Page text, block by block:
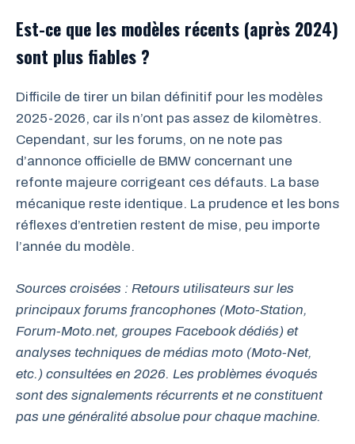
Est-ce que les modèles récents (après 2024)
sont plus fiables ?
Difficile de tirer un bilan définitif pour les modèles
2025-2026, car ils n’ont pas assez de kilomètres.
Cependant, sur les forums, on ne note pas
d’annonce officielle de BMW concernant une
refonte majeure corrigeant ces défauts. La base
mécanique reste identique. La prudence et les bons
réflexes d’entretien restent de mise, peu importe
l’année du modèle.
Sources croisées : Retours utilisateurs sur les
principaux forums francophones (Moto-Station,
Forum-Moto.net, groupes Facebook dédiés) et
analyses techniques de médias moto (Moto-Net,
etc.) consultées en 2026. Les problèmes évoqués
sont des signalements récurrents et ne constituent
pas une généralité absolue pour chaque machine.